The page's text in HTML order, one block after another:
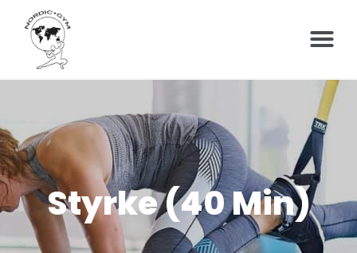
Styrke (40 Min)